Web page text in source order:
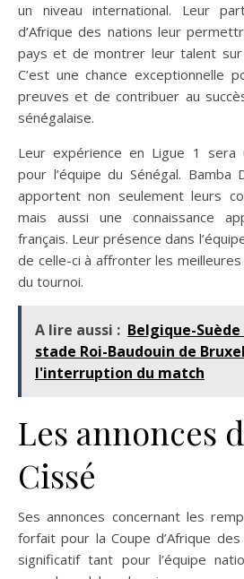
un niveau international. Leur
d’Afrique des nations leur
pays et de montrer leur talent sur
C’est une chance exceptionnelle
preuves et de contribuer au
sénégalaise.
Leur expérience en Ligue 1 sera
pour l’équipe du Sénégal. Bamba
apportent non seulement leurs
mais aussi une connaissance
français. Leur présence dans
de celle-ci à affronter les
du tournoi.
A lire aussi : Belgique-
stade Roi-Baudouin de
l'interruption du match
Les annonces
Cissé
Ses annonces concernant les
forfait pour la Coupe d’Afrique
significatif tant pour l’équipe